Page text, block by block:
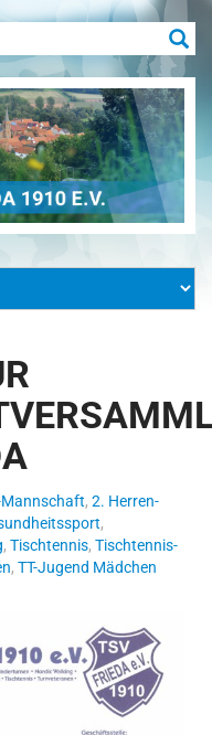
Mannschaft, 2. Herren-
,
, Tischtennis, Tischtennis-
, TT-Jugend Mädchen